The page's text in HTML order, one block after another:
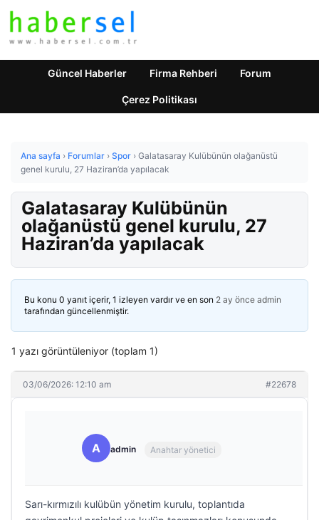
Güncel Haberler Firma Rehberi Forum
Çerez Politikası
Ana sayfa › Forumlar › Spor › Galatasaray Kulübünün olağanüstü
genel kurulu, 27 Haziran’da yapılacak
Galatasaray Kulübünün
olağanüstü genel kurulu, 27
Haziran’da yapılacak
Bu konu 0 yanıt içerir, 1 izleyen vardır ve en son 2 ay önce admin
tarafından güncellenmiştir.
1 yazı görüntüleniyor (toplam 1)
03/06/2026: 12:10 am #22678
A admin Anahtar yönetici
Sarı-kırmızılı kulübün yönetim kurulu, toplantıda